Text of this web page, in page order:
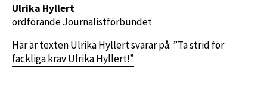
Ulrika Hyllert
ordförande Journalistförbundet
Här är texten Ulrika Hyllert svarar på: ”Ta strid för
fackliga krav Ulrika Hyllert!”